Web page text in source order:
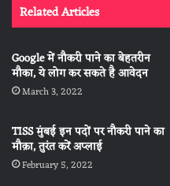
Related Articles
Google में नौकरी पाने का बेहतरीन
मौका, ये लोग कर सकते है आवेदन
March 3, 2022
TISS मुंबई इन पदों पर नौकरी पाने का
मौक़ा, तुरंत करें अप्लाई
February 5, 2022